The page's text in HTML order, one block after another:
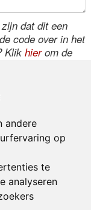
andere
op
te
analyseren
dat dit een
code over in het
Klik hierom de